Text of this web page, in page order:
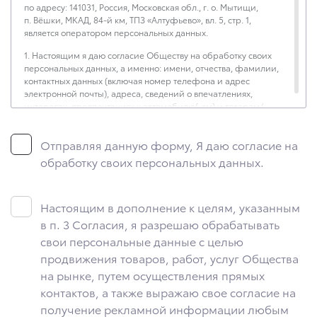
по адресу: 141031, Россия, Московская обл., г. о. Мытищи,
п. Вёшки, МКАД, 84-й км, ТПЗ «Алтуфьево», вл. 5, стр. 1,
является оператором персональных данных.
1. Настоящим я даю согласие Обществу на обработку своих
персональных данных, а именно: имени, отчества, фамилии,
контактных данных (включая номер телефона и адрес
электронной почты), адреса, сведений о впечатлениях,
интересах, предпочтениях к автомобилю(-ям) и товарам/
системы устройства и модели мобильного телефона
посетителя сайта, уникального идентификатора посетителя
сайта, предпочтительного времени и способа для контакта,
истории контактов.
следующие действия: сбор, запись, систематизация,
накопление, хранение, уточнение (обновление, изменение),
извлечение, использование, передача (предоставление,
доступ), блокирование, удаление, уничтожение персональных
данных. Общество обрабатывает персональные данные
с использованием средств автоматизации.
3. Целью обработки персональных данных является
осуществление взаимодействия Общества с посетителями
Отправляя данную форму, Я даю согласие на
обработку своих персональных данных.
Настоящим в дополнение к целям, указанным
в п. 3 Согласия, я разрешаю обрабатывать
свои персональные данные с целью
продвижения товаров, работ, услуг Общества
на рынке, путем осуществления прямых
контактов, а также выражаю свое согласие на
получение рекламной информации любым